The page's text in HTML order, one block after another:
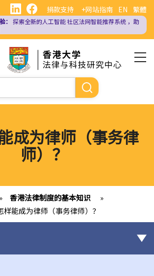
EN 繁體
捐款支持 +网站指南
： 探索全新的人工智能社区法网智能推荐系统 ，助
成为律师（事务律
师）？
» 香港法律制度的基本知识
»
样能成为律师（事务律师）？